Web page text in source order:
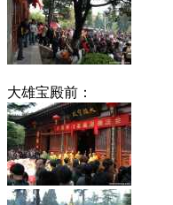
大雄宝殿前：